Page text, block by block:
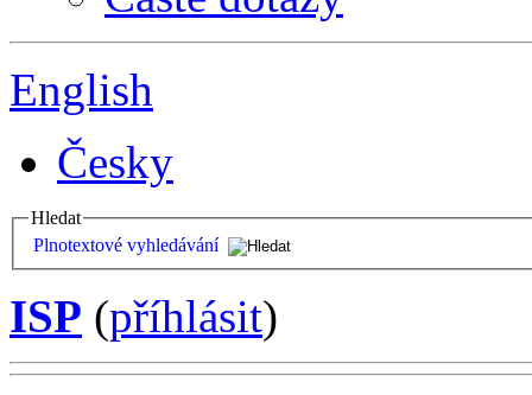
English
Česky
Hledat
Plnotextové vyhledávání
ISP (příhlásit)